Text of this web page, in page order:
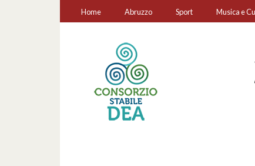
Home Abruzzo Sport Musica e